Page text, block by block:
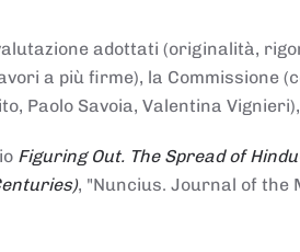
adottati (originalità,
a più firme), la Commissione
Paolo Savoia, Valentina
Figuring Out. The Spread of
, "Nuncius. Journal of the